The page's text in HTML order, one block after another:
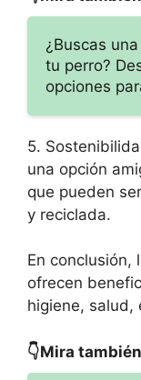
¿Buscas
tu perro?
opciones
5.
una opción
que pueden
y reciclada.
En conclusión,
ofrecen
higiene, salud,
👇Mira también